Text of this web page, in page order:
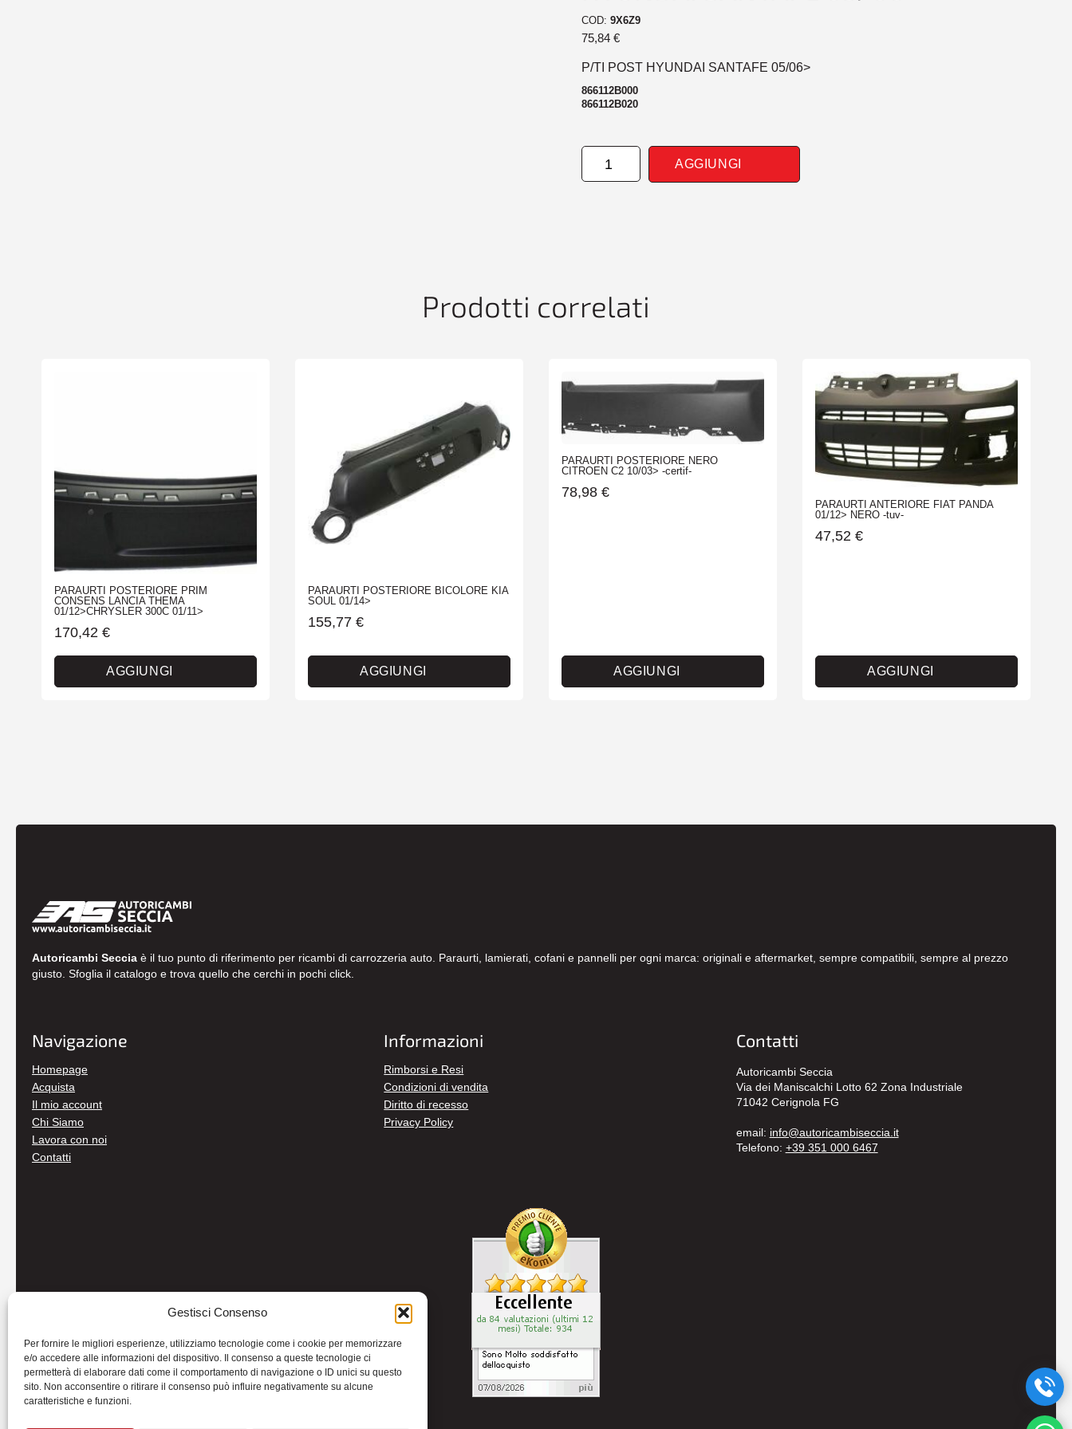
Gestisci Consenso
Per fornire le migliori esperienze, utilizziamo tecnologie come i cookie per memorizzare
e/o accedere alle informazioni del dispositivo. Il consenso a queste tecnologie ci
permetterà di elaborare dati come il comportamento di navigazione o ID unici su questo
sito. Non acconsentire o ritirare il consenso può influire negativamente su alcune
caratteristiche e funzioni.
COD: 9X6Z9
75,84 €
P/TI POST HYUNDAI SANTAFE 05/06>
866112B000
866112B020
PARAURTI
POSTERIORE
AGGIUNGI
Prodotti correlati
PARAURTI POSTERIORE PRIM
CONSENS LANCIA THEMA
01/12>CHRYSLER 300C 01/11>
170,42 €
AGGIUNGI
PARAURTI POSTERIORE BICOLORE KIA
SOUL 01/14>
155,77 €
AGGIUNGI
PARAURTI POSTERIORE NERO
CITROEN C2 10/03> -certif-
78,98 €
AGGIUNGI
PARAURTI ANTERIORE FIAT PANDA
01/12> NERO -tuv-
47,52 €
AGGIUNGI
Autoricambi Seccia è il tuo punto di riferimento per ricambi di carrozzeria auto. Paraurti, lamierati, cofani e pannelli per ogni marca: originali e aftermarket, sempre compatibili, sempre al prezzo
giusto. Sfoglia il catalogo e trova quello che cerchi in pochi click.
Navigazione
Homepage
Acquista
Il mio account
Chi Siamo
Lavora con noi
Contatti
Informazioni
Rimborsi e Resi
Condizioni di vendita
Diritto di recesso
Privacy Policy
Contatti
Autoricambi Seccia
Via dei Maniscalchi Lotto 62 Zona Industriale
71042 Cerignola FG
email: info@autoricambiseccia.it
Telefono: +39 351 000 6467